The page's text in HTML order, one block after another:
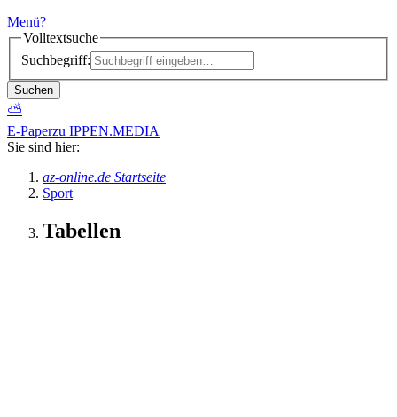
Menü?
Volltextsuche
Suchbegriff:
Suchen
⛅
E-Paperzu IPPEN.MEDIA
Sie sind hier:
az-online.de Startseite
Sport
Tabellen